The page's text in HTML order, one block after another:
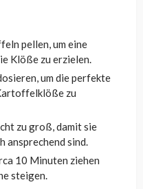
pellen, um eine
Klöße zu erzielen.
um die perfekte
zu
zu groß, damit sie
ansprechend sind.
10 Minuten ziehen
steigen.